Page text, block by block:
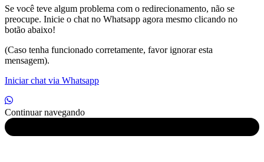
Se você teve algum problema com o redirecionamento, não se
preocupe. Inicie o chat no Whatsapp agora mesmo clicando no
botão abaixo!
(Caso tenha funcionado corretamente, favor ignorar esta
mensagem).
Iniciar chat via Whatsapp
Continuar navegando